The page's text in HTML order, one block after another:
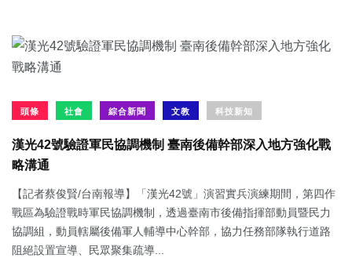
頭條 社會 綜合新聞 文教 科技新知
漢光42號驗證軍民協調機制 臺南後備幹部深入地方強化戰
略溝通
【記者蔡俊賢/台南報導】「漢光42號」演習實兵演練期間，第四作
戰區為驗證戰時軍民協調機制，透過臺南市後備指揮部動員暨民力
協調組，動員轄屬後備軍人輔導中心幹部，協力任務部隊執行道路
阻絕設置宣導、民眾聚集疏導...